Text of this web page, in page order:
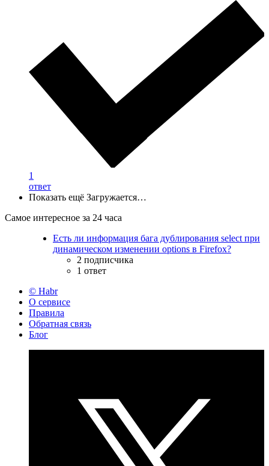
1
ответ
Показать ещё Загружается…
Самое интересное за 24 часа
Есть ли информация бага дублирования select при
динамическом изменении options в Firefox?
2 подписчика
1 ответ
© Habr
О сервисе
Правила
Обратная связь
Блог